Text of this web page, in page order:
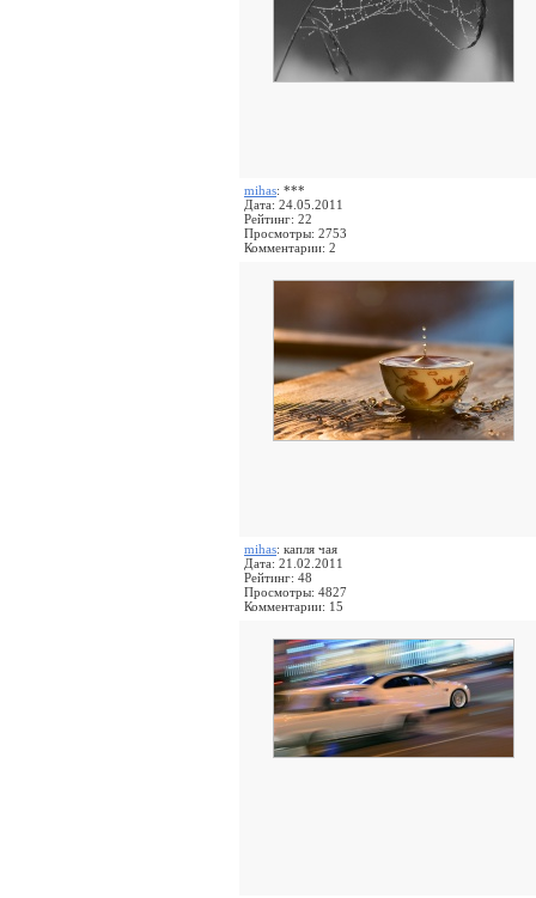
mihas: ***
Дата: 24.05.2011
Рейтинг: 22
Просмотры: 2753
Комментарии: 2
mihas: капля чая
Дата: 21.02.2011
Рейтинг: 48
Просмотры: 4827
Комментарии: 15